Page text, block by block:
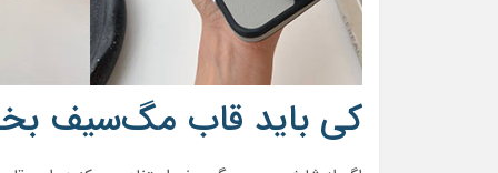
کی باید قاب مگ‌سیف